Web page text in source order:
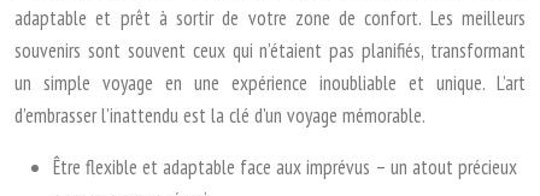
adaptable et prêt à sortir de votre zone de confort. Les meilleurs
souvenirs sont souvent ceux qui n’étaient pas planifiés, transformant
un simple voyage en une expérience inoubliable et unique. L’art
d’embrasser l’inattendu est la clé d’un voyage mémorable.
Être flexible et adaptable face aux imprévus – un atout précieux